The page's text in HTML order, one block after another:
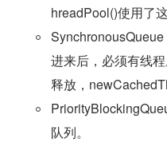
hreadPool()使用了
进来后，必须有线
释放，
队列。